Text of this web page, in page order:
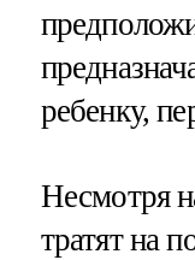
ребенку,
Несмотря
тратят на